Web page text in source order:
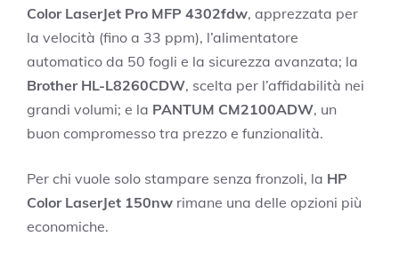
Color LaserJet Pro MFP 4302fdw, apprezzata per
la velocità (fino a 33 ppm), l’alimentatore
automatico da 50 fogli e la sicurezza avanzata; la
Brother HL-L8260CDW, scelta per l’affidabilità nei
grandi volumi; e la PANTUM CM2100ADW, un
buon compromesso tra prezzo e funzionalità.
Per chi vuole solo stampare senza fronzoli, la HP
Color LaserJet 150nw rimane una delle opzioni più
economiche.